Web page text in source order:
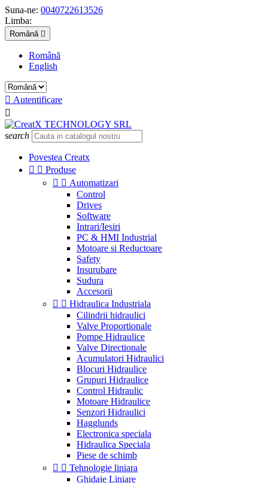
Suna-ne: 0040722613526
Limba:
Română 
Română
English
 Autentificare

search
Povestea Creatx
  Produse
  Automatizari
Control
Drives
Software
Intrari/Iesiri
PC & HMI Industrial
Motoare si Reductoare
Safety
Insurubare
Sudura
Accesorii
  Hidraulica Industriala
Cilindrii hidraulici
Valve Proportionale
Pompe Hidraulice
Valve Directionale
Acumulatori Hidraulici
Blocuri Hidraulice
Grupuri Hidraulice
Control Hidraulic
Motoare Hidraulice
Senzori Hidraulici
Hagglunds
Electronica speciala
Hidraulica Speciala
Piese de schimb
  Tehnologie liniara
Ghidaje Liniare